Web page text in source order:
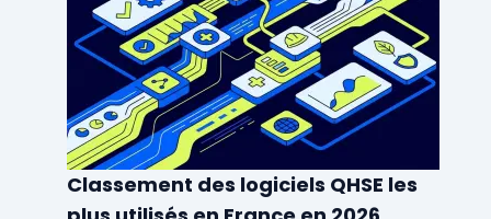
Classement des logiciels QHSE les